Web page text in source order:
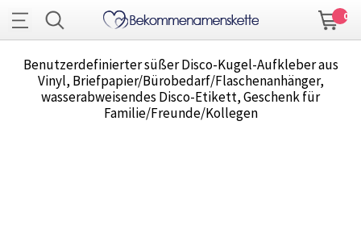
0
Benutzerdefinierter süßer Disco-Kugel-Aufkleber aus
Vinyl, Briefpapier/Bürobedarf/Flaschenanhänger,
wasserabweisendes Disco-Etikett, Geschenk für
Familie/Freunde/Kollegen